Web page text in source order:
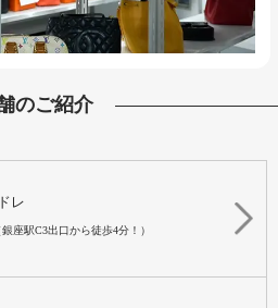
のご紹介
レ
銀座駅C3出口から徒歩4分！）